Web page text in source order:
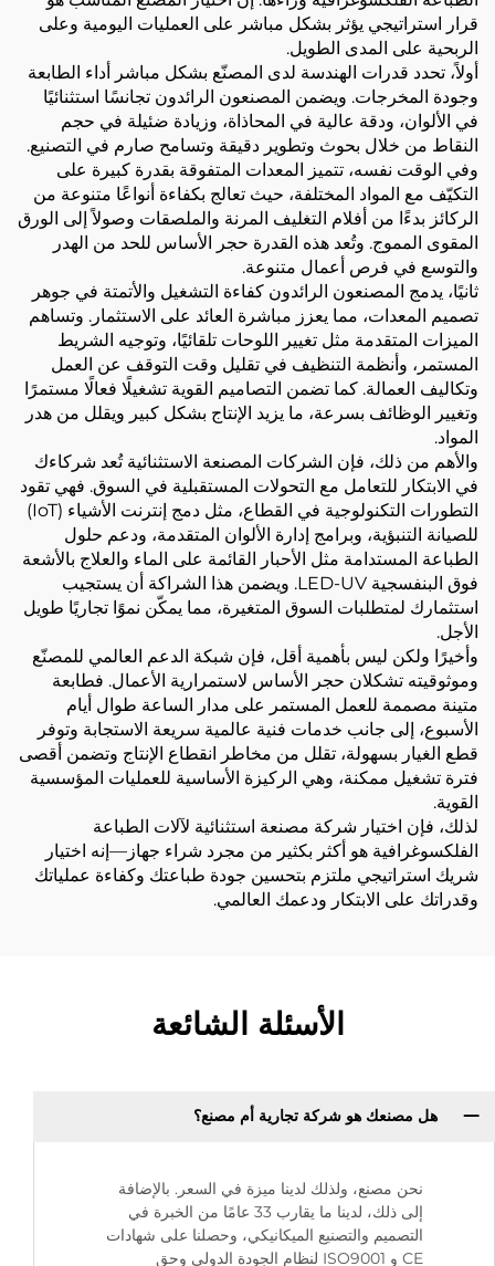
قرار استراتيجي يؤثر بشكل مباشر على العمليات اليومية وعلى
الربحية على المدى الطويل.
أولاً، تحدد قدرات الهندسة لدى المصنّع بشكل مباشر أداء الطابعة
وجودة المخرجات. ويضمن المصنعون الرائدون تجانسًا استثنائيًا
في الألوان، ودقة عالية في المحاذاة، وزيادة ضئيلة في حجم
النقاط من خلال بحوث وتطوير دقيقة وتسامح صارم في التصنيع.
وفي الوقت نفسه، تتميز المعدات المتفوقة بقدرة كبيرة على
التكيّف مع المواد المختلفة، حيث تعالج بكفاءة أنواعًا متنوعة من
الركائز بدءًا من أفلام التغليف المرنة والملصقات وصولاً إلى الورق
المقوى المموج. وتُعد هذه القدرة حجر الأساس للحد من الهدر
والتوسع في فرص أعمال متنوعة.
ثانيًا، يدمج المصنعون الرائدون كفاءة التشغيل والأتمتة في جوهر
تصميم المعدات، مما يعزز مباشرة العائد على الاستثمار. وتساهم
الميزات المتقدمة مثل تغيير اللوحات تلقائيًا، وتوجيه الشريط
المستمر، وأنظمة التنظيف في تقليل وقت التوقف عن العمل
وتكاليف العمالة. كما تضمن التصاميم القوية تشغيلًا فعالًا مستمرًا
وتغيير الوظائف بسرعة، ما يزيد الإنتاج بشكل كبير ويقلل من هدر
المواد.
والأهم من ذلك، فإن الشركات المصنعة الاستثنائية تُعد شركاءك
في الابتكار للتعامل مع التحولات المستقبلية في السوق. فهي تقود
التطورات التكنولوجية في القطاع، مثل دمج إنترنت الأشياء (IoT)
للصيانة التنبؤية، وبرامج إدارة الألوان المتقدمة، ودعم حلول
الطباعة المستدامة مثل الأحبار القائمة على الماء والعلاج بالأشعة
فوق البنفسجية LED-UV. ويضمن هذا الشراكة أن يستجيب
استثمارك لمتطلبات السوق المتغيرة، مما يمكّن نموًا تجاريًا طويل
الأجل.
وأخيرًا ولكن ليس بأهمية أقل، فإن شبكة الدعم العالمي للمصنّع
وموثوقيته تشكلان حجر الأساس لاستمرارية الأعمال. فطابعة
متينة مصممة للعمل المستمر على مدار الساعة طوال أيام
الأسبوع، إلى جانب خدمات فنية عالمية سريعة الاستجابة وتوفر
قطع الغيار بسهولة، تقلل من مخاطر انقطاع الإنتاج وتضمن أقصى
فترة تشغيل ممكنة، وهي الركيزة الأساسية للعمليات المؤسسية
القوية.
لذلك، فإن اختيار شركة مصنعة استثنائية لآلات الطباعة
الفلكسوغرافية هو أكثر بكثير من مجرد شراء جهاز—إنه اختيار
شريك استراتيجي ملتزم بتحسين جودة طباعتك وكفاءة عملياتك
وقدراتك على الابتكار ودعمك العالمي.
الأسئلة الشائعة
هل مصنعك هو شركة تجارية أم مصنع؟
نحن مصنع، ولذلك لدينا ميزة في السعر. بالإضافة
إلى ذلك، لدينا ما يقارب 33 عامًا من الخبرة في
التصميم والتصنيع الميكانيكي، وحصلنا على شهادات
CE و ISO9001 لنظام الجودة الدولي وحق